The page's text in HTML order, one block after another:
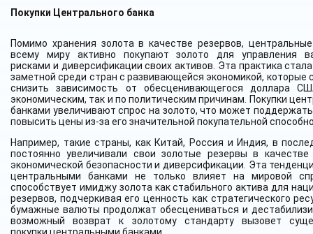
Покупки Центрального банка
Помимо хранения золота в качестве резервов,
всему миру активно покупают золото для управления
рисками и диверсификации своих активов. Эта практика
заметной среди стран с развивающейся экономикой, которые
снизить зависимость от обесценивающегося доллара
экономическим, так и по политическим причинам. Покупки
банками увеличивают спрос на золото, что может
повысить цены из-за его значительной покупательной
Например, такие страны, как Китай, Россия и Индия, в
постоянно увеличивали свои золотые резервы в качестве
экономической безопасности и диверсификации. Эта
центральными банками не только влияет на мировой
способствует имиджу золота как стабильного актива для
резервов, подчеркивая его ценность как стратегического
бумажные валюты продолжат обесцениваться и
возможный возврат к золотому стандарту вызовет